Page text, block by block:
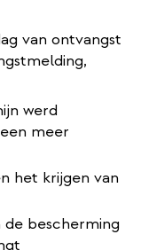
van ontvangst
werd
meer
het krijgen van
bescherming